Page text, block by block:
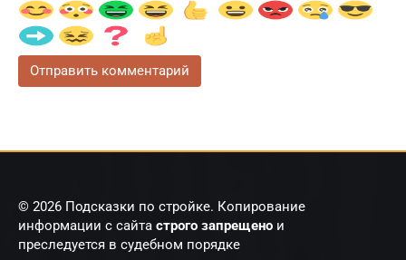
© 2026 Подсказки по стройке. Копирование
информации с сайта строго запрещено и
преследуется в судебном порядке